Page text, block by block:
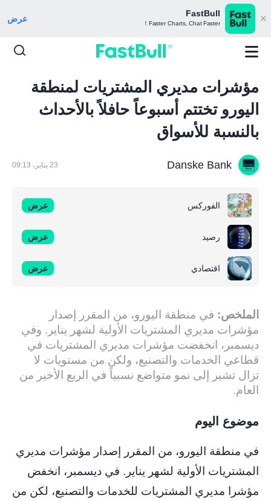
FastBull
Faster Charts, Chat Faster！ عرض
مؤشرات مديري المشتريات لمنطقة
اليورو تختتم أسبوعاً حافلاً بالأحداث
بالنسبة للأسواق
Danske Bank 23 يناير، 09:13
الفوركس عرض
رصيد عرض
اقتصادي عرض
الملخص: في منطقة اليورو، من المقرر إصدار
مؤشرات مديري المشتريات الأولية لشهر يناير. وفي
ديسمبر، انخفضت مؤشرات مديري المشتريات في
قطاعي الخدمات والتصنيع، ولكن من مستويات لا
تزال تشير إلى نمو متواضع نسبياً في الربع الأخير من
العام.
موضوع اليوم
في منطقة اليورو، من المقرر إصدار مؤشرات مديري
المشتريات الأولية لشهر يناير. في ديسمبر، انخفض
مؤشرا مديري المشتريات للخدمات والتصنيع، لكن من